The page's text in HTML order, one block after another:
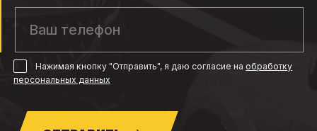
Нажимая кнопку "Отправить", я даю согласиена обработку
персональных данных